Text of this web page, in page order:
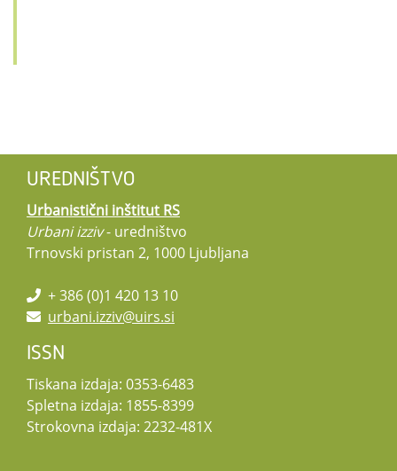
UREDNIŠTVO
Urbanistični inštitut RS
Urbani izziv- uredništvo
Trnovski pristan 2, 1000 Ljubljana
+ 386 (0)1 420 13 10
urbani.izziv@uirs.si
ISSN
Tiskana izdaja: 0353-6483
Spletna izdaja: 1855-8399
Strokovna izdaja: 2232-481X